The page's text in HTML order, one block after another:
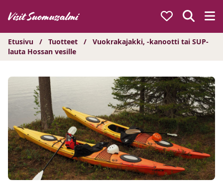
sisältöön
Etusivu / Tuotteet /
Vuokrakajakki, -kanootti tai SUP-
lauta Hossan vesille